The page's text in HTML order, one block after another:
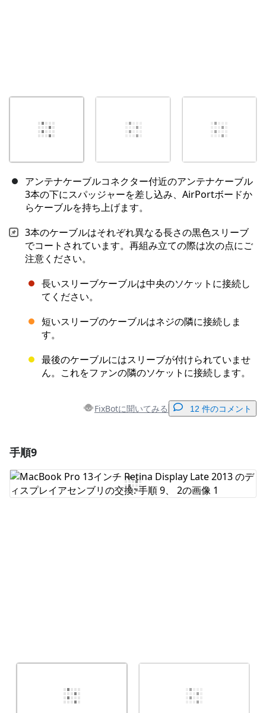
アンテナケーブルコネクター付近のアンテナケーブル
3本の下にスパッジャーを差し込み、AirPortボードか
らケーブルを持ち上げます。
3本のケーブルはそれぞれ異なる長さの黒色スリーブ
でコートされています。再組み立ての際は次の点にご
注意ください。
長いスリーブケーブルは中央のソケットに接続し
てください。
短いスリーブのケーブルはネジの隣に接続しま
す。
最後のケーブルにはスリーブが付けられていませ
ん。これをファンの隣のソケットに接続します。
FixBotに聞いてみる 12 件のコメント
コメントを追加
手順9